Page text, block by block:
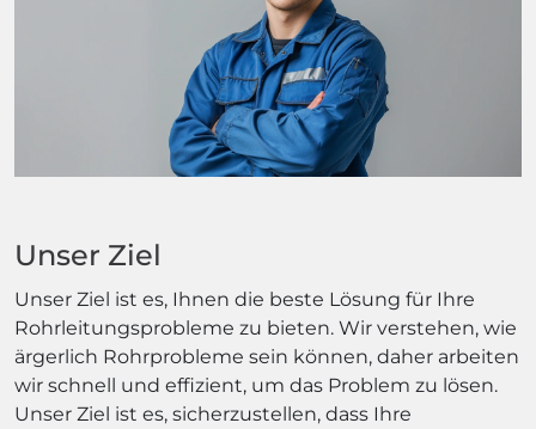
Unser Ziel
Unser Ziel ist es, Ihnen die beste Lösung für Ihre
Rohrleitungsprobleme zu bieten. Wir verstehen, wie
ärgerlich Rohrprobleme sein können, daher arbeiten
wir schnell und effizient, um das Problem zu lösen.
Unser Ziel ist es, sicherzustellen, dass Ihre